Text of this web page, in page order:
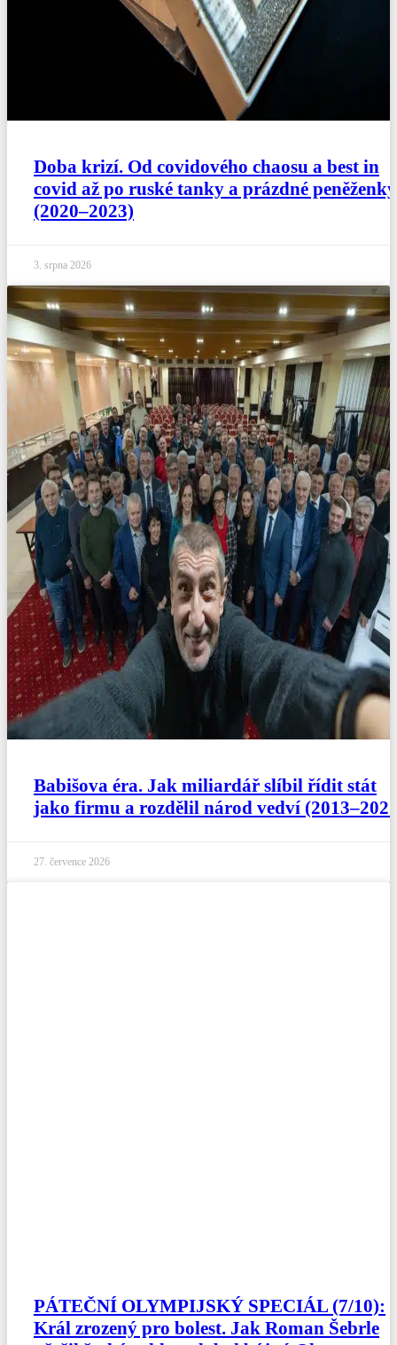
Doba krizí. Od covidového chaosu a best in
covid až po ruské tanky a prázdné peněženky
(2020–2023)
3. srpna 2026
Babišova éra. Jak miliardář slíbil řídit stát
jako firmu a rozdělil národ vedví
27. července 2026
PÁTEČNÍ OLYMPIJSKÝ SPECIÁL (7/10):
Král zrozený pro bolest. Jak Roman Šebrle